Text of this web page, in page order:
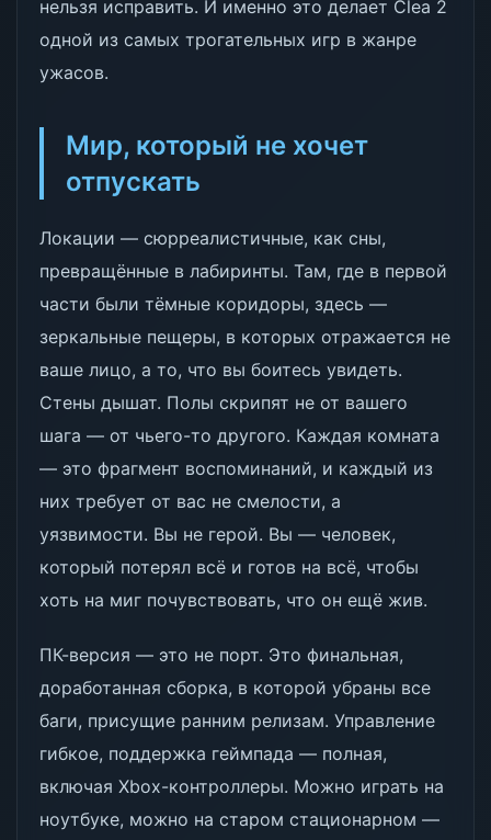
нельзя исправить. И именно это делает Clea 2
одной из самых трогательных игр в жанре
ужасов.
Мир, который не хочет
отпускать
Локации — сюрреалистичные, как сны,
превращённые в лабиринты. Там, где в первой
части были тёмные коридоры, здесь —
зеркальные пещеры, в которых отражается не
ваше лицо, а то, что вы боитесь увидеть.
Стены дышат. Полы скрипят не от вашего
шага — от чьего-то другого. Каждая комната
— это фрагмент воспоминаний, и каждый из
них требует от вас не смелости, а
уязвимости. Вы не герой. Вы — человек,
который потерял всё и готов на всё, чтобы
хоть на миг почувствовать, что он ещё жив.
ПК-версия — это не порт. Это финальная,
доработанная сборка, в которой убраны все
баги, присущие ранним релизам. Управление
гибкое, поддержка геймпада — полная,
включая Xbox-контроллеры. Можно играть на
ноутбуке, можно на старом стационарном —